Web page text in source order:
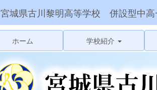
宮城県古川黎明高等学校 併設型中高
ホーム 学校紹介